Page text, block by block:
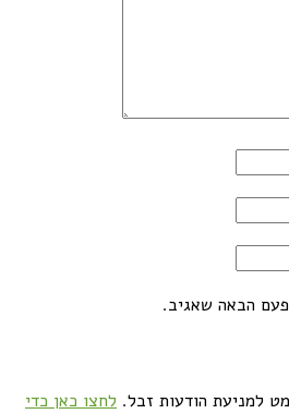
הבאה שאגיב.
למניעת הודעות זבל. לחצו כאן כדי